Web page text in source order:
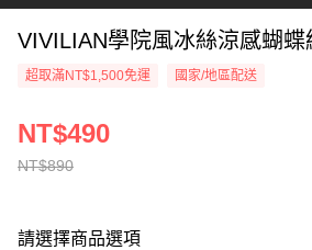
VIVILIAN學院風冰絲涼感蝴蝶
超取滿NT$1,500免運 國家/地區配送
NT$890
NT$490
請選擇商品選項